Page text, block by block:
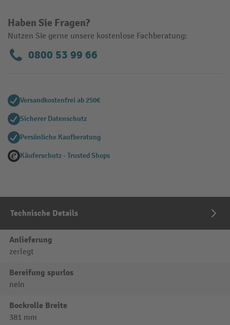
Haben Sie Fragen?
Nutzen Sie gerne unsere kostenlose Fachberatung:
0800 53 99 66
Versandkostenfrei ab 250€
Sicherer Datenschutz
Persönliche Kaufberatung
Käuferschutz - Trusted Shops
Technische Details
Anlieferung
zerlegt
Bereifung spurlos
nein
Bockrolle Breite
381 mm